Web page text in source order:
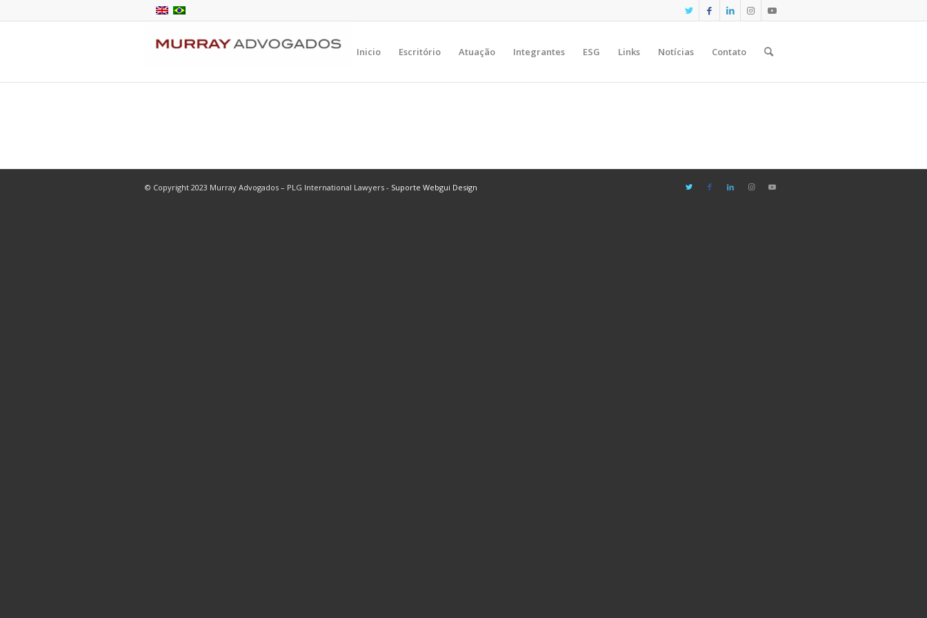
Inicio Escritório Atuação Integrantes ESG Links Notícias Contato
© Copyright 2023 Murray Advogados – PLG International Lawyers - Suporte Webgui Design